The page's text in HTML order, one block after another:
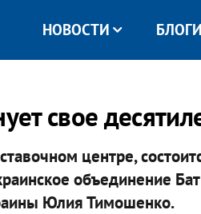
НОВОСТИ БЛОГИ
свое
центре,
объединение
Юлия Тимошенко.